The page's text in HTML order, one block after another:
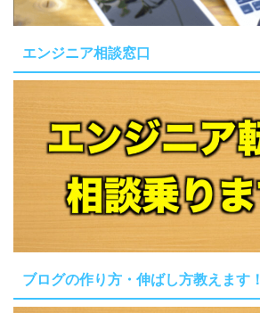
エンジニア相談窓口
ブログの作り方・伸ばし方教えます！